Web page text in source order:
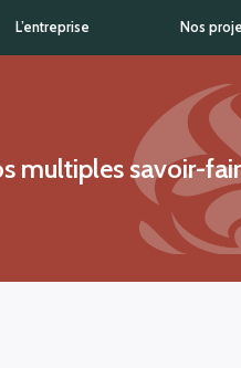
multiples savoir-
L’entreprise Nos